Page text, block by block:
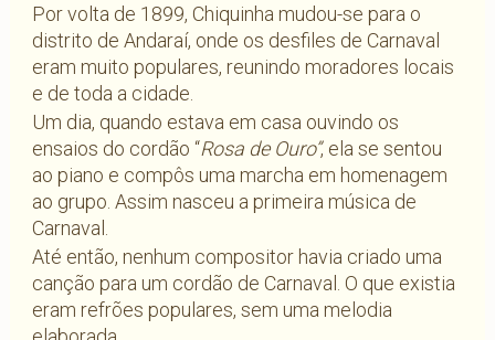
Por volta de 1899, Chiquinha mudou-se para o
distrito de Andaraí, onde os desfiles de Carnaval
eram muito populares, reunindo moradores locais
e de toda a cidade.
Um dia, quando estava em casa ouvindo os
ensaios do cordão “Rosa de Ouro”, ela se sentou
ao piano e compôs uma marcha em homenagem
ao grupo. Assim nasceu a primeira música de
Carnaval.
Até então, nenhum compositor havia criado uma
canção para um cordão de Carnaval. O que existia
eram refrões populares, sem uma melodia